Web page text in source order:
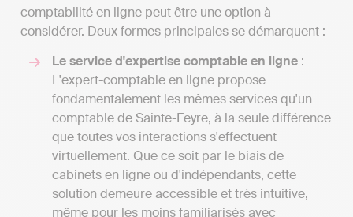
comptabilité en ligne peut être une option à
considérer. Deux formes principales se démarquent :
Le service d'expertise comptable en ligne :
L'expert-comptable en ligne propose
fondamentalement les mêmes services qu'un
comptable de Sainte-Feyre, à la seule différence
que toutes vos interactions s'effectuent
virtuellement. Que ce soit par le biais de
cabinets en ligne ou d'indépendants, cette
solution demeure accessible et très intuitive,
même pour les moins familiarisés avec